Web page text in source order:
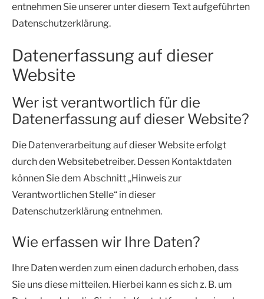
entnehmen Sie unserer unter diesem Text aufgeführten
Datenschutzerklärung.
Datenerfassung auf dieser
Website
Wer ist verantwortlich für die
Datenerfassung auf dieser Website?
Die Datenverarbeitung auf dieser Website erfolgt
durch den Websitebetreiber. Dessen Kontaktdaten
können Sie dem Abschnitt „Hinweis zur
Verantwortlichen Stelle“ in dieser
Datenschutzerklärung entnehmen.
Wie erfassen wir Ihre Daten?
Ihre Daten werden zum einen dadurch erhoben, dass
Sie uns diese mitteilen. Hierbei kann es sich z. B. um